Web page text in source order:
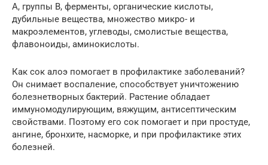
А, группы В, ферменты, органические кислоты,
дубильные вещества, множество микро- и
макроэлементов, углеводы, смолистые вещества,
флавоноиды, аминокислоты.
Как сок алоэ помогает в профилактике заболеваний?
Он снимает воспаление, способствует уничтожению
болезнетворных бактерий. Растение обладает
иммуномодулирующим, вяжущим, антисептическим
свойствами. Поэтому его сок помогает и при простуде,
ангине, бронхите, насморке, и при профилактике этих
болезней.